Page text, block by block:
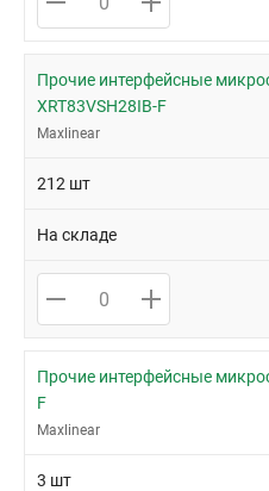
Прочие интерфейсные
XRT83VSH28IB-F
Maxlinear
212 шт
На складе
Прочие интерфейсные
F
Maxlinear
3 шт